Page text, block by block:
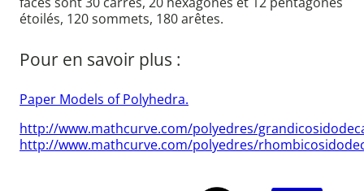
étoilés, 120 sommets, 180 arêtes.
Pour en savoir plus :
Paper Models of Polyhedra.
http://www.mathcurve.com/polyedres/
http://www.mathcurve.com/polyedres/